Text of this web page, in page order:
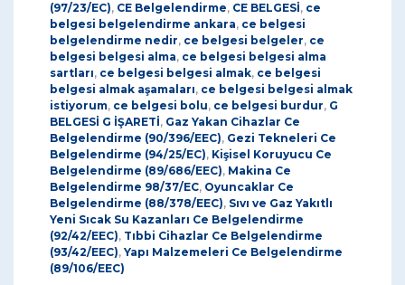
(97/23/EC), CE Belgelendirme, CE BELGESİ, ce
belgesi belgelendirme ankara, ce belgesi
belgelendirme nedir, ce belgesi belgeler, ce
belgesi belgesi alma, ce belgesi belgesi alma
sartları, ce belgesi belgesi almak, ce belgesi
belgesi almak aşamaları, ce belgesi belgesi almak
istiyorum, ce belgesi bolu, ce belgesi burdur, G
BELGESİ G İŞARETİ, Gaz Yakan Cihazlar Ce
Belgelendirme (90/396/EEC), Gezi Tekneleri Ce
Belgelendirme (94/25/EC), Kişisel Koruyucu Ce
Belgelendirme (89/686/EEC), Makina Ce
Belgelendirme 98/37/EC, Oyuncaklar Ce
Belgelendirme (88/378/EEC), Sıvı ve Gaz Yakıtlı
Yeni Sıcak Su Kazanları Ce Belgelendirme
(92/42/EEC), Tıbbi Cihazlar Ce Belgelendirme
(93/42/EEC), Yapı Malzemeleri Ce Belgelendirme
(89/106/EEC)